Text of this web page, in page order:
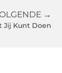
→
Jij Kunt Doen